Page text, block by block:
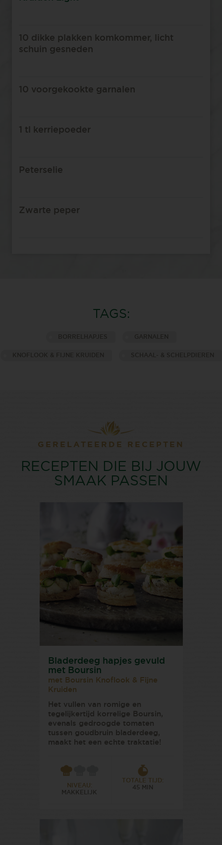
10 dikke plakken komkommer, licht
schuin gesneden
10 voorgekookte garnalen
1 tl kerriepoeder
Peterselie
Zwarte peper
TAGS:
BORRELHAPJES GARNALEN
KNOFLOOK & FIJNE KRUIDEN SCHAAL- & SCHELPDIEREN
GERELATEERDE RECEPTEN
RECEPTEN DIE BIJ JOUW
SMAAK PASSEN
Bladerdeeg hapjes gevuld
met Boursin
met Boursin Knoflook & Fijne
Kruiden
Het vullen van romige en
tegelijkertijd korrelige Boursin,
evenals gedroogde tomaten
tussen goudbruin bladerdeeg,
maakt het een echte traktatie!
NIVEAU:
MAKKELIJK
TOTALE TIJD:
45 MIN